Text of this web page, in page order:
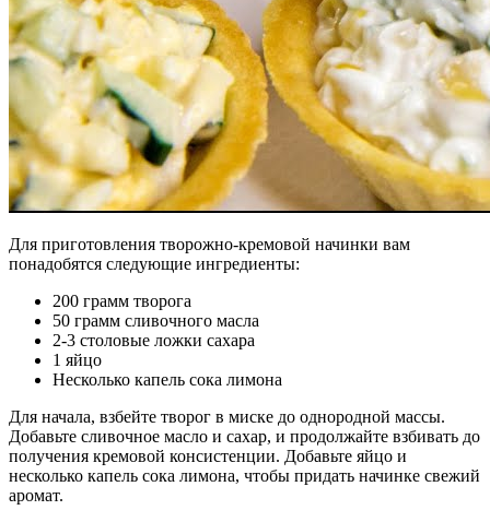
Для приготовления творожно-кремовой начинки вам
понадобятся следующие ингредиенты:
200 грамм творога
50 грамм сливочного масла
2-3 столовые ложки сахара
1 яйцо
Несколько капель сока лимона
Для начала, взбейте творог в миске до однородной массы.
Добавьте сливочное масло и сахар, и продолжайте взбивать до
получения кремовой консистенции. Добавьте яйцо и
несколько капель сока лимона, чтобы придать начинке свежий
аромат.